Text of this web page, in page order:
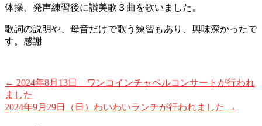
体操、発声練習後に讃美歌３曲を歌いました。
歌詞の説明や、母音だけで歌う練習もあり、興味深かったで
す。感謝
← 2024年8月13日 ワンコインチャペルコンサートが行われ
ました
2024年9月29日（日）わいわいランチが行われました →